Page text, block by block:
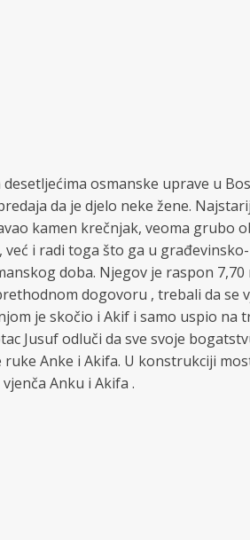
osmanske uprave u
da je djelo neke žene.
kamen krečnjak, veoma grubo
i radi toga što ga u
doba. Njegov je raspon 7,70
dogovoru , trebali da se
je skočio i Akif i samo uspio
Jusuf odluči da sve svoje
Anke i Akifa. U konstrukciji
Anku i Akifa .